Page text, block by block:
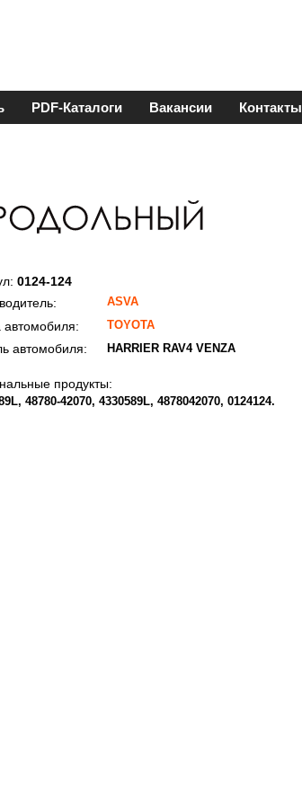
PDF-Каталоги Вакансии Контакты
0124-124
ASVA
автомобиля: TOYOTA
автомобиля: HARRIER RAV4 VENZA
продукты:
48780-42070 4330589L 4878042070 0124124